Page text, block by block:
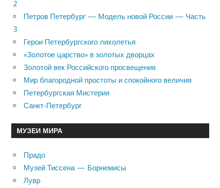
2
Петров Петербург — Модель новой России — Часть
3
Герои Петербургского лихолетья
«Золотое царство» в золотых дворцах
Золотой век Российского просвещения
Мир благородной простоты и спокойного величия
Петербургская Мистерия
Санкт-Петербург
МУЗЕИ МИРА
Прадо
Музей Тиссена — Борнемисы
Лувр